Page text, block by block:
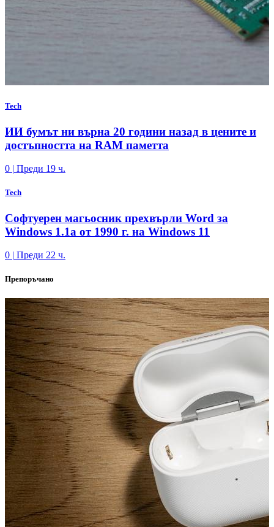
Tech
ИИ бумът ни върна 20 години назад в цените и
достъпността на RAM паметта
0 | Преди 19 ч.
Tech
Софтуерен магьосник прехвърли Word за
Windows 1.1a от 1990 г. на Windows 11
0 | Преди 22 ч.
Препоръчано